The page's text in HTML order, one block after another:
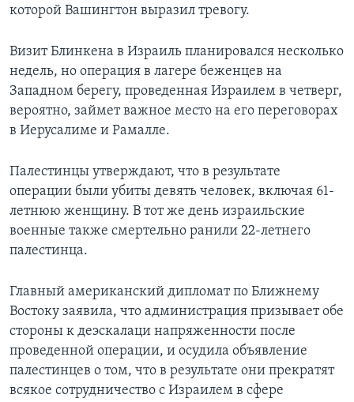
которой Вашингтон выразил тревогу.
Визит Блинкена в Израиль планировался несколько
недель, но операция в лагере беженцев на
Западном берегу, проведенная Израилем в четверг,
вероятно, займет важное место на его переговорах
в Иерусалиме и Рамалле.
Палестинцы утверждают, что в результате
операции были убиты девять человек, включая 61-
летнюю женщину. В тот же день израильские
военные также смертельно ранили 22-летнего
палестинца.
Главный американский дипломат по Ближнему
Востоку заявила, что администрация призывает обе
стороны к деэскалаци напряженности после
проведенной операции, и осудила объявление
палестинцев о том, что в результате они прекратят
всякое сотрудничество с Израилем в сфере